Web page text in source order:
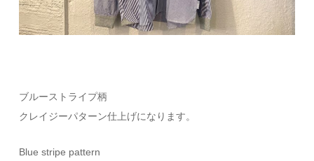
ブルーストライプ柄
クレイジーパターン仕上げになります。
Blue stripe pattern